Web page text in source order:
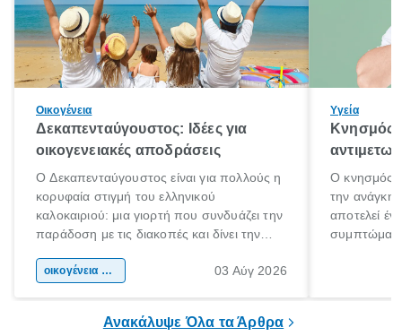
Οικογένεια
Δεκαπενταύγουστος: Ιδέες για
οικογενειακές αποδράσεις
Ο Δεκαπενταύγουστος είναι για πολλούς η
κορυφαία στιγμή του ελληνικού
καλοκαιριού: μια γιορτή που συνδυάζει την
παράδοση με τις διακοπές και δίνει την
χώρας. Είτε πρόκειται για λίγες μέρες
οικογένεια & παιδί 03 Αύγ 2026
Υγεία
Κνησμός:
Ο κνησμός
την ανάγκη
αποτελεί
Ανακάλυψε Όλα τα Άρθρα